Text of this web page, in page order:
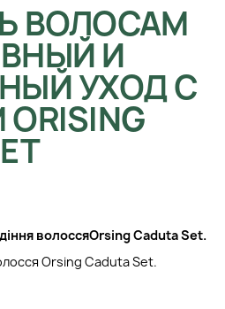
ВОЛОСАМ
И
УХОД С
волоссяOrsing Caduta Set.
Orsing Caduta Set.